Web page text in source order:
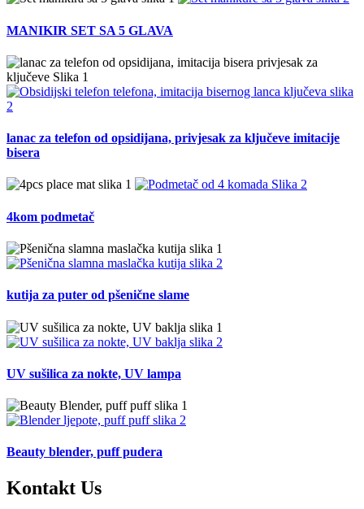
MANIKIR SET SA 5 GLAVA
lanac za telefon od opsidijana, privjesak za ključeve imitacije
bisera
4kom podmetač
kutija za puter od pšenične slame
UV sušilica za nokte, UV lampa
Beauty blender, puff pudera
Kontakt Us